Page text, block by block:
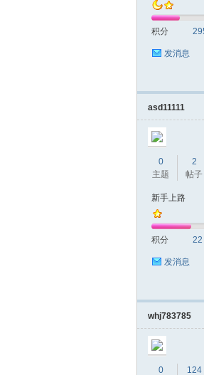
积分
发消息
asd11111
0
主题
2
帖子
新手上路
积分 22
发消息
whj783785
0
124